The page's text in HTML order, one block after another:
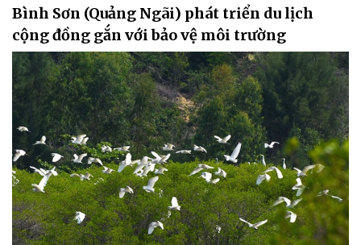
Bình Sơn (Quảng Ngãi) phát triển du lịch
cộng đồng gắn với bảo vệ môi trường